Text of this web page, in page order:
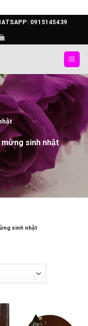
0915145439
mừng sinh nhật
sinh nhật